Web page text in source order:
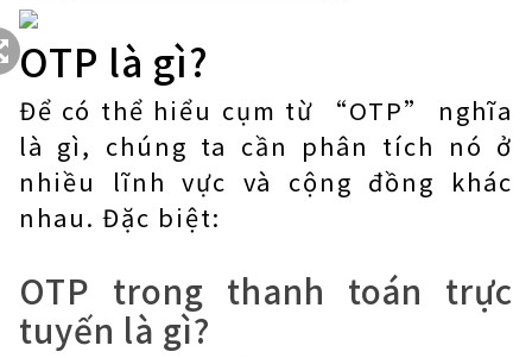
OTP là gì?
Để có thể hiểu cụm từ “OTP” nghĩa
là gì, chúng ta cần phân tích nó ở
nhiều lĩnh vực và cộng đồng khác
nhau. Đặc biệt:
OTP trong thanh toán trực
tuyến là gì?